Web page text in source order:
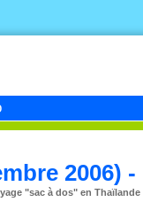
2006) -
"sac à dos" en Thaïlande